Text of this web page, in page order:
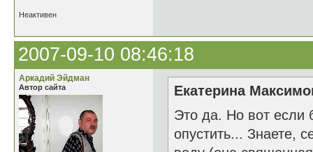
Неактивен
2007-09-10 08:46:18
Аркадий Эйдман
Автор сайта
Екатерина
Это да. Но вот если
опустить... Знаете,